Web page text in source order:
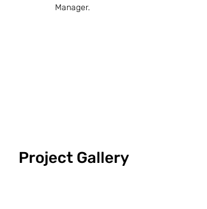
Manager.
Project Gallery